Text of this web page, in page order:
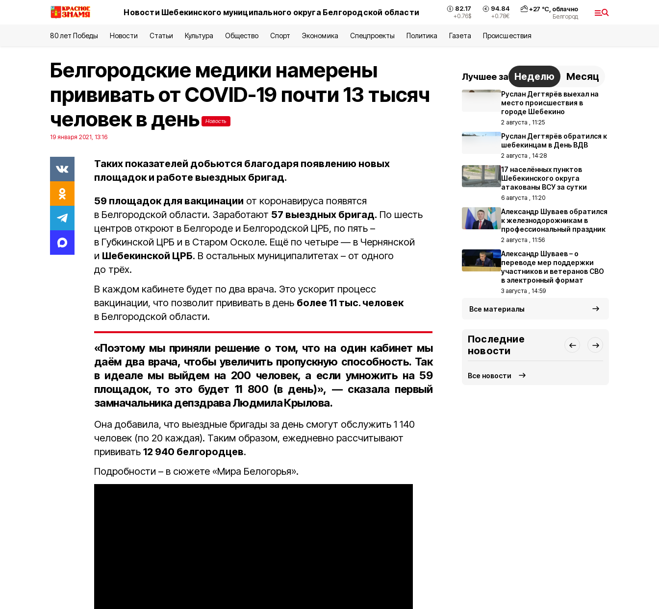
Новости Шебекинского муниципального округа Белгородской области 82.17
+0.76$
94.84
+0.78€
+27 °С, облачно
Белгород
80 лет Победы Новости Статьи Культура Общество Спорт Экономика Спецпроекты Политика Газета Происшествия
Белгородские медики намерены
прививать от COVID-19 почти 13 тысяч
человек в день
Новость
19 января 2021, 13:16
Таких показателей добьются благодаря появлению новых
площадок и работе выездных бригад.
59 площадок для вакцинации от коронавируса появятся
в Белгородской области. Заработают 57 выездных бригад. По шесть
центров откроют в Белгороде и Белгородской ЦРБ, по пять –
в Губкинской ЦРБ и в Старом Осколе. Ещё по четыре — в Чернянской
и Шебекинской ЦРБ. В остальных муниципалитетах – от одного
до трёх.
В каждом кабинете будет по два врача. Это ускорит процесс
вакцинации, что позволит прививать в день более 11 тыс. человек
в Белгородской области.
«Поэтому мы приняли решение о том, что на один кабинет мы
даём два врача, чтобы увеличить пропускную способность. Так
в идеале мы выйдем на 200 человек, а если умножить на 59
площадок, то это будет 11 800 (в день)», — сказала первый
замначальника депздрава Людмила Крылова.
Она добавила, что выездные бригады за день смогут обслужить 1 140
человек (по 20 каждая). Таким образом, ежедневно рассчитывают
прививать 12 940 белгородцев.
Подробности – в сюжете «Мира Белогорья».
Лучшее за Неделю Месяц
Руслан Дегтярёв выехал на
место происшествия в
городе Шебекино
2 августа , 11:25
Руслан Дегтярёв обратился к
шебекинцам в День ВДВ
2 августа , 14:28
17 населённых пунктов
Шебекинского округа
атакованы ВСУ за сутки
6 августа , 11:20
Александр Шуваев обратился
к железнодорожникам в
профессиональный праздник
2 августа , 11:56
Александр Шуваев – о
переводе мер поддержки
участников и ветеранов СВО
в электронный формат
3 августа , 14:59
Все материалы
Последние
новости
Все новости